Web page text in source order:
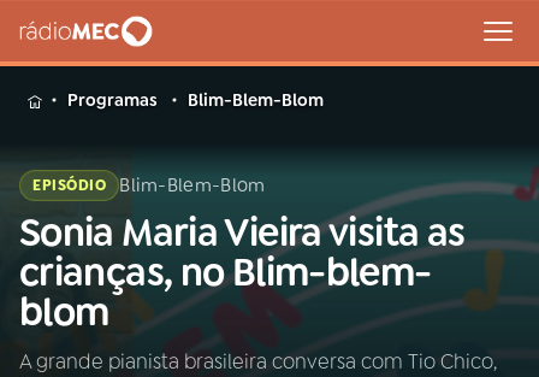
MENU
Buscar
na
Rádio
MEC
Buscar
Início AO VIVO
Programas Blim-Blem-Blom
EPISÓDIO Blim-Blem-Blom
Sonia Maria Vieira visita as
crianças, no Blim-blem-
blom
A grande pianista brasileira conversa com Tio Chico,